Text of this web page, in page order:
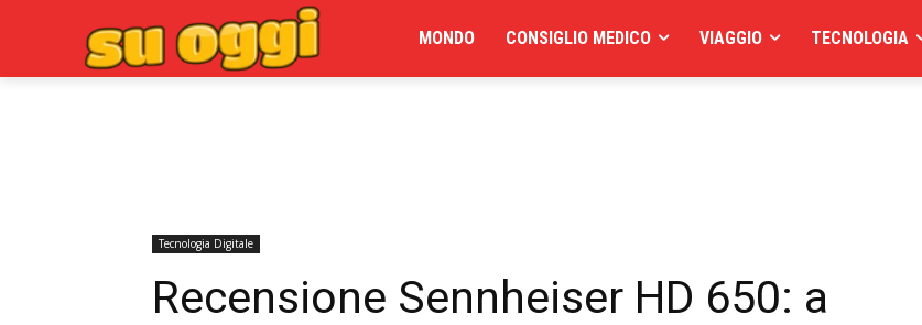
MONDO CONSIGLIO MEDICO VIAGGIO TECNOLOGIA
Tecnologia Digitale
Recensione Sennheiser HD 650: a